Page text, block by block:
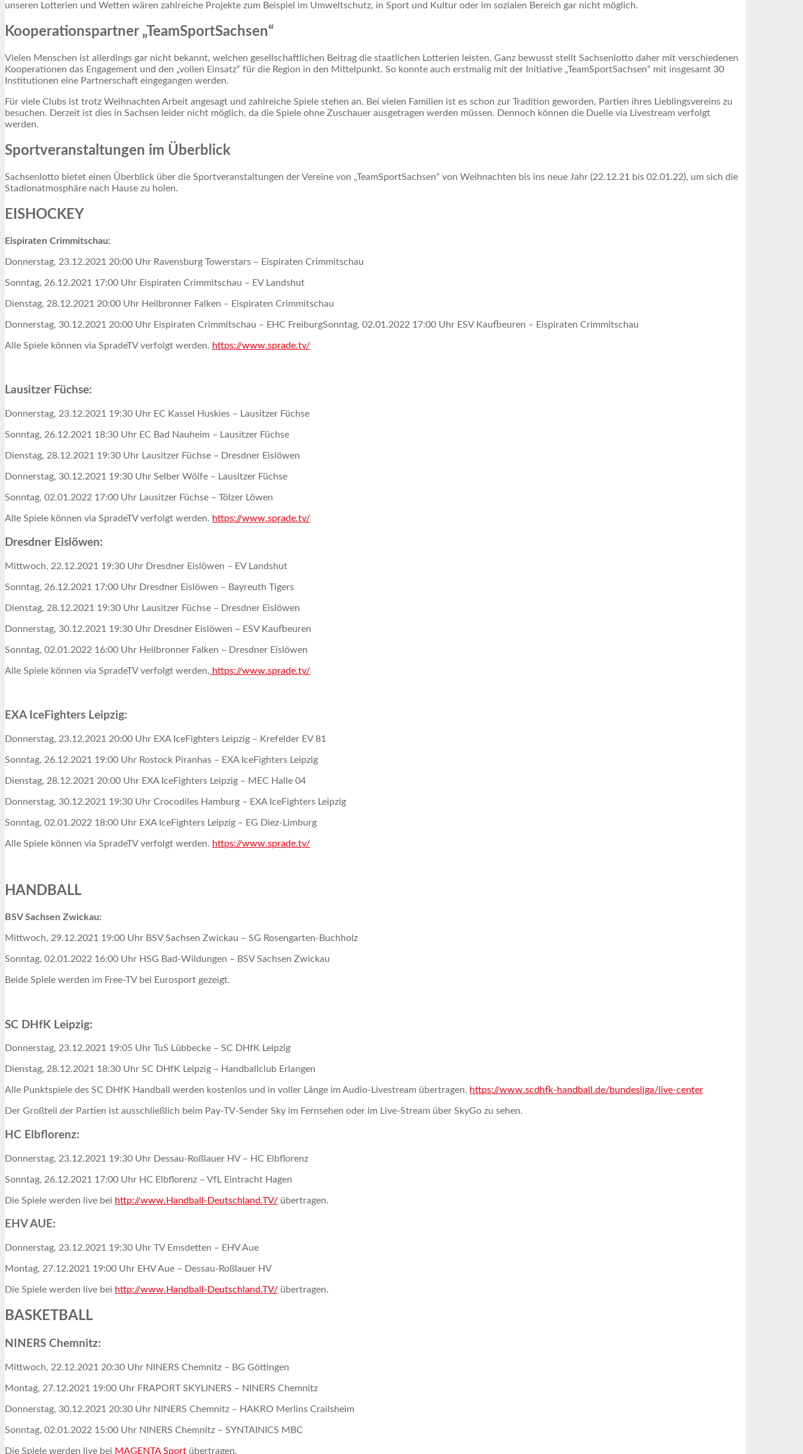
unseren Lotterien und Wetten wären zahlreiche Projekte zum Beispiel im Umweltschutz, in Sport und Kultur oder im sozialen Bereich gar nicht möglich.
Kooperationspartner „TeamSportSachsen“
Vielen Menschen ist allerdings gar nicht bekannt, welchen gesellschaftlichen Beitrag die staatlichen Lotterien leisten. Ganz bewusst stellt Sachsenlotto daher mit verschiedenen
Kooperationen das Engagement und den „vollen Einsatz“ für die Region in den Mittelpunkt. So konnte auch erstmalig mit der Initiative „TeamSportSachsen“ mit insgesamt 30
Institutionen eine Partnerschaft eingegangen werden.
Für viele Clubs ist trotz Weihnachten Arbeit angesagt und zahlreiche Spiele stehen an. Bei vielen Familien ist es schon zur Tradition geworden, Partien ihres Lieblingsvereins zu
besuchen. Derzeit ist dies in Sachsen leider nicht möglich, da die Spiele ohne Zuschauer ausgetragen werden müssen. Dennoch können die Duelle via Livestream verfolgt
werden.
Sportveranstaltungen im Überblick
Sachsenlotto bietet einen Überblick über die Sportveranstaltungen der Vereine von „TeamSportSachsen“ von Weihnachten bis ins neue Jahr (22.12.21 bis 02.01.22), um sich die
Stadionatmosphäre nach Hause zu holen.
EISHOCKEY
Eispiraten Crimmitschau:
Donnerstag, 23.12.2021 20:00 Uhr Ravensburg Towerstars – Eispiraten Crimmitschau
Sonntag, 26.12.2021 17:00 Uhr Eispiraten Crimmitschau – EV Landshut
Dienstag, 28.12.2021 20:00 Uhr Heilbronner Falken – Eispiraten Crimmitschau
Donnerstag, 30.12.2021 20:00 Uhr Eispiraten Crimmitschau – EHC FreiburgSonntag, 02.01.2022 17:00 Uhr ESV Kaufbeuren – Eispiraten Crimmitschau
Alle Spiele können via SpradeTV verfolgt werden. https://www.sprade.tv/
Lausitzer Füchse:
Donnerstag, 23.12.2021 19:30 Uhr EC Kassel Huskies – Lausitzer Füchse
Sonntag, 26.12.2021 18:30 Uhr EC Bad Nauheim – Lausitzer Füchse
Dienstag, 28.12.2021 19:30 Uhr Lausitzer Füchse – Dresdner Eislöwen
Donnerstag, 30.12.2021 19:30 Uhr Selber Wölfe – Lausitzer Füchse
Sonntag, 02.01.2022 17:00 Uhr Lausitzer Füchse – Tölzer Löwen
Alle Spiele können via SpradeTV verfolgt werden. https://www.sprade.tv/
Dresdner Eislöwen:
Mittwoch, 22.12.2021 19:30 Uhr Dresdner Eislöwen – EV Landshut
Sonntag, 26.12.2021 17:00 Uhr Dresdner Eislöwen – Bayreuth Tigers
Dienstag, 28.12.2021 19:30 Uhr Lausitzer Füchse – Dresdner Eislöwen
Donnerstag, 30.12.2021 19:30 Uhr Dresdner Eislöwen – ESV Kaufbeuren
Sonntag, 02.01.2022 16:00 Uhr Heilbronner Falken – Dresdner Eislöwen
Alle Spiele können via SpradeTV verfolgt werden. https://www.sprade.tv/
EXA IceFighters Leipzig:
Donnerstag, 23.12.2021 20:00 Uhr EXA IceFighters Leipzig – Krefelder EV 81
Sonntag, 26.12.2021 19:00 Uhr Rostock Piranhas – EXA IceFighters Leipzig
Dienstag, 28.12.2021 20:00 Uhr EXA IceFighters Leipzig – MEC Halle 04
Donnerstag, 30.12.2021 19:30 Uhr Crocodiles Hamburg – EXA IceFighters Leipzig
Sonntag, 02.01.2022 18:00 Uhr EXA IceFighters Leipzig – EG Diez-Limburg
Alle Spiele können via SpradeTV verfolgt werden. https://www.sprade.tv/
HANDBALL
BSV Sachsen Zwickau:
Mittwoch, 29.12.2021 19:00 Uhr BSV Sachsen Zwickau – SG Rosengarten-Buchholz
Sonntag, 02.01.2022 16:00 Uhr HSG Bad-Wildungen – BSV Sachsen Zwickau
Beide Spiele werden im Free-TV bei Eurosport gezeigt.
SC DHfK Leipzig:
Donnerstag, 23.12.2021 19:05 Uhr TuS Lübbecke – SC DHfK Leipzig
Dienstag, 28.12.2021 18:30 Uhr SC DHfK Leipzig – Handballclub Erlangen
Alle Punktspiele des SC DHfK Handball werden kostenlos und in voller Länge im Audio-Livestream übertragen. https://www.scdhfk-handball.de/bundesliga/live-center
Der Großteil der Partien ist ausschließlich beim Pay-TV-Sender Sky im Fernsehen oder im Live-Stream über SkyGo zu sehen.
HC Elbflorenz:
Donnerstag, 23.12.2021 19:30 Uhr Dessau-Roßlauer HV – HC Elbflorenz
Sonntag, 26.12.2021 17:00 Uhr HC Elbflorenz – VfL Eintracht Hagen
Die Spiele werden live bei http://www.Handball-Deutschland.TV/ übertragen.
EHV AUE:
Donnerstag, 23.12.2021 19:30 Uhr TV Emsdetten – EHV Aue
Montag, 27.12.2021 19:00 Uhr EHV Aue – Dessau-Roßlauer HV
Die Spiele werden live bei http://www.Handball-Deutschland.TV/ übertragen.
BASKETBALL
NINERS Chemnitz:
Mittwoch, 22.12.2021 20:30 Uhr NINERS Chemnitz – BG Göttingen
Montag, 27.12.2021 19:00 Uhr FRAPORT SKYLINERS – NINERS Chemnitz
Donnerstag, 30.12.2021 20:30 Uhr NINERS Chemnitz – HAKRO Merlins Crailsheim
Sonntag, 02.01.2022 15:00 Uhr NINERS Chemnitz – SYNTAINICS MBC
Die Spiele werden live bei MAGENTA Sport übertragen.